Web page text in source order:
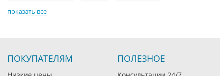
показать все
ПОКУПАТЕЛЯМ ПОЛЕЗНОЕ